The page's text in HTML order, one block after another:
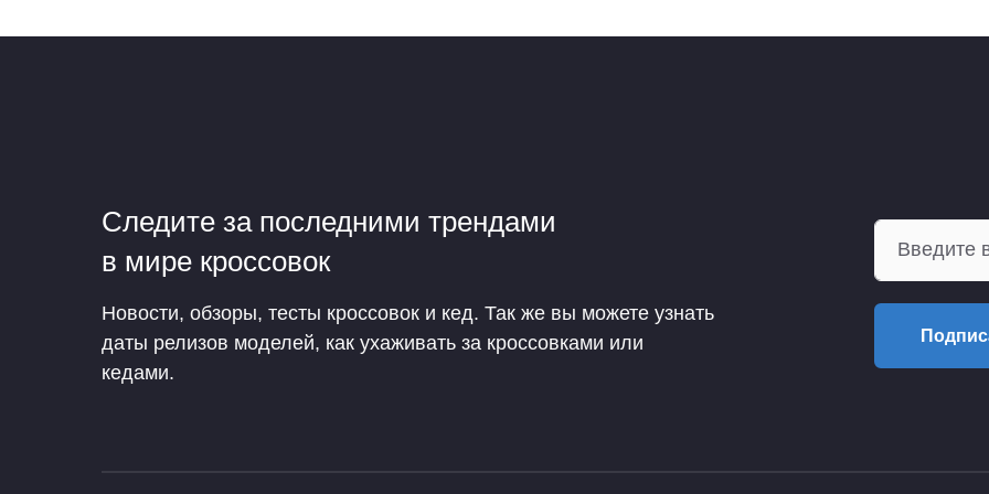
Следите за последними трендами
в мире кроссовок
Новости, обзоры, тесты кроссовок и кед. Так же вы можете узнать
даты релизов моделей, как ухаживать за кроссовками или
кедами.